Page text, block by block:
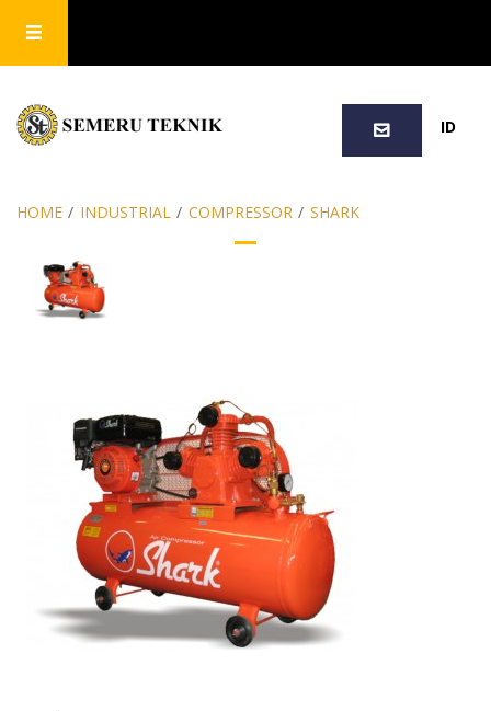
ID
HOME / INDUSTRIAL / COMPRESSOR / SHARK